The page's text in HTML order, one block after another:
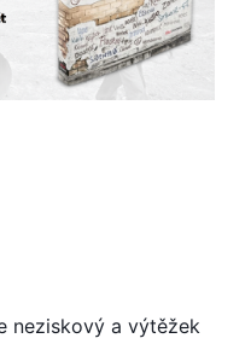
neziskový a výtěžek